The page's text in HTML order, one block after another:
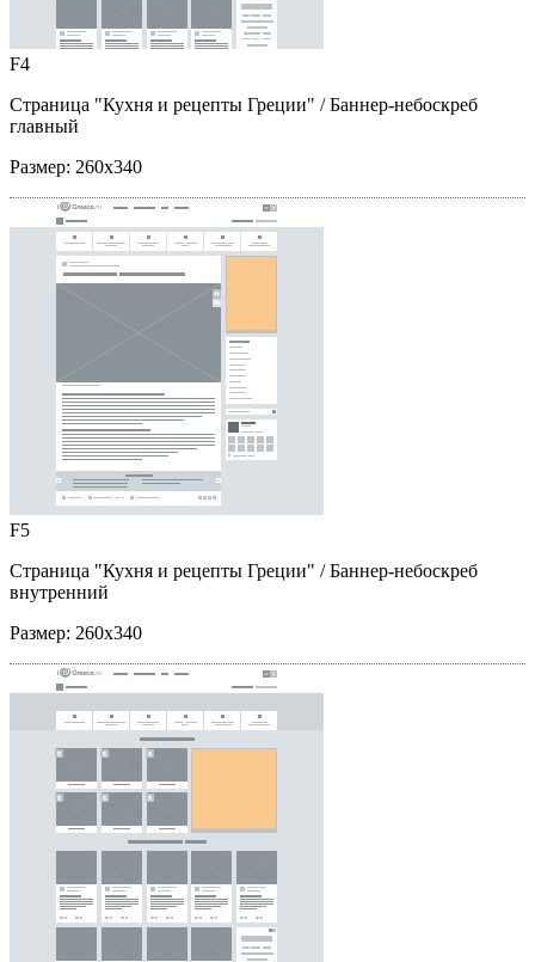
F4
Страница "Кухня и рецепты Греции" / Баннер-небоскреб
главный
Размер: 260x340
F5
Страница "Кухня и рецепты Греции" / Баннер-небоскреб
внутренний
Размер: 260x340